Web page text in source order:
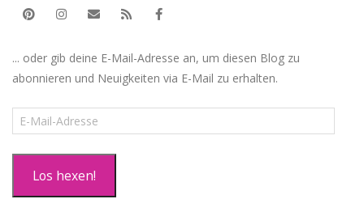
... oder gib deine E-Mail-Adresse an, um diesen Blog zu
abonnieren und Neuigkeiten via E-Mail zu erhalten.
E-
Mail-
Los hexen!